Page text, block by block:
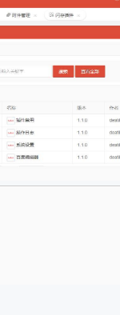
1.2.13
1.2.12
1.2.10
1.2.8
1.2.7
1.2.6